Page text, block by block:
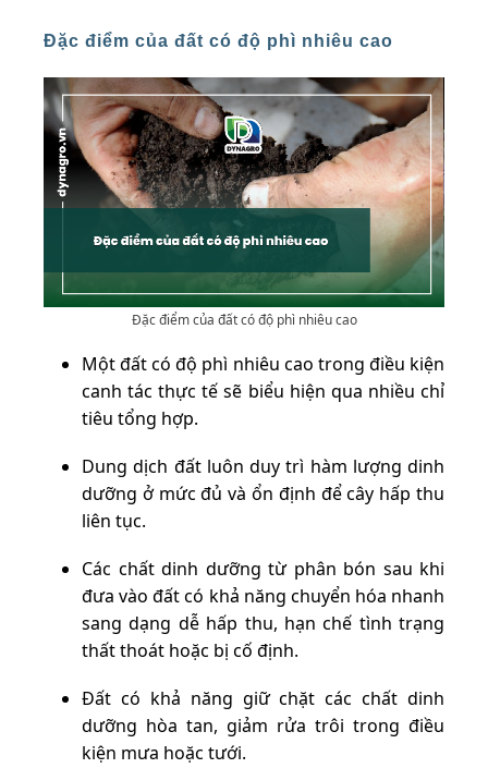
Đặc điểm của đất có độ phì nhiêu cao
Đặc điểm của đất có độ phì nhiêu cao
Một đất có độ phì nhiêu cao trong điều kiện
canh tác thực tế sẽ biểu hiện qua nhiều chỉ
tiêu tổng hợp.
Dung dịch đất luôn duy trì hàm lượng dinh
dưỡng ở mức đủ và ổn định để cây hấp thu
liên tục.
Các chất dinh dưỡng từ phân bón sau khi
đưa vào đất có khả năng chuyển hóa nhanh
sang dạng dễ hấp thu, hạn chế tình trạng
thất thoát hoặc bị cố định.
Đất có khả năng giữ chặt các chất dinh
dưỡng hòa tan, giảm rửa trôi trong điều
kiện mưa hoặc tưới.